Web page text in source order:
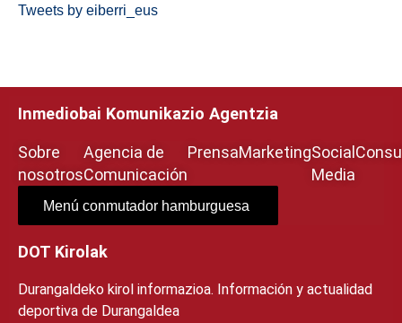
Tweets by eiberri_eus
Inmediobai Komunikazio Agentzia
Sobre
nosotros
Agencia de
Comunicación
PrensaMarketingSocial
Media
Menú conmutador hamburguesa
DOT Kirolak
Durangaldeko kirol informazioa. Información y actualidad
deportiva de Durangaldea